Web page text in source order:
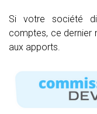
Si votre société
comptes, ce dernier
aux apports.